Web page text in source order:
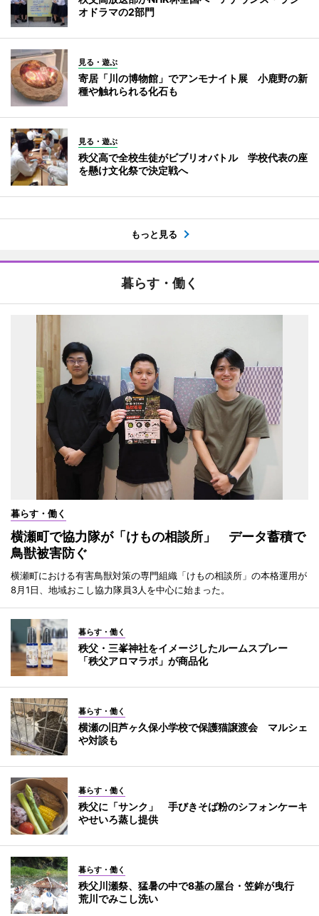
オドラマの2部門
見る・遊ぶ
寄居「川の博物館」でアンモナイト展 小鹿野の新
種や触れられる化石も
見る・遊ぶ
秩父高で全校生徒がビブリオバトル 学校代表の座
を懸け文化祭で決定戦へ
もっと見る
暮らす・働く
暮らす・働く
横瀬町で協力隊が「けもの相談所」 データ蓄積で
鳥獣被害防ぐ
横瀬町における有害鳥獣対策の専門組織「けもの相談所」の本格運用が
8月1日、地域おこし協力隊員3人を中心に始まった。
暮らす・働く
秩父・三峯神社をイメージしたルームスプレー
「秩父アロマラボ」が商品化
暮らす・働く
横瀬の旧芦ヶ久保小学校で保護猫譲渡会 マルシェ
や対談も
暮らす・働く
秩父に「サンク」 手びきそば粉のシフォンケーキ
やせいろ蒸し提供
暮らす・働く
秩父川瀬祭、猛暑の中で8基の屋台・笠鉾が曳行
荒川でみこし洗い